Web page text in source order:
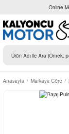
Online
Anasayfa Markaya Göre